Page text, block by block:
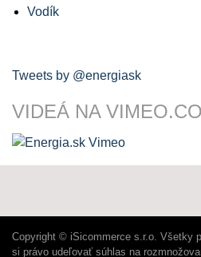
Vodík
Tweets by @energiask
VIDEÁ NA
Copyright © iSicommerce s.r.o. Všetky
si právo udeľovať súhlas na